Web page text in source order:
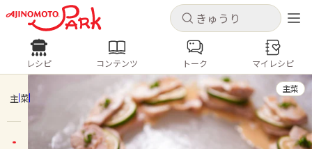
キャンセル
ログインするとレシピを保存できます
ログイン 新規登録
キャンセル
レシピ コンテンツ
人気の食材・レシピ
レシピ コンテンツ トーク マイレシピ
主菜
主菜